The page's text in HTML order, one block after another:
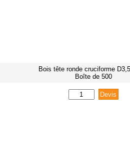
Bois tête ronde cruciforme
Boîte de 500